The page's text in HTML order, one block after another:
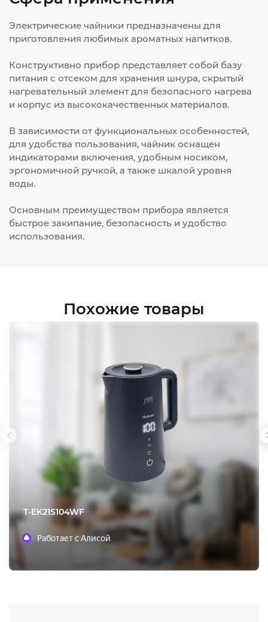
Электрические чайники предназначены для
приготовления любимых ароматных напитков.
Конструктивно прибор представляет собой базу
питания с отсеком для хранения шнура, скрытый
нагревательный элемент для безопасного нагрева
и корпус из высококачественных материалов.
В зависимости от функциональных особенностей,
для удобства пользования, чайник оснащен
индикаторами включения, удобным носиком,
эргономичной ручкой, а также шкалой уровня
воды.
Основным преимуществом прибора является
быстрое закипание, безопасность и удобство
использования.
Похожие товары
Предыдущий
T-EK21S104WF
Работает с Алисой